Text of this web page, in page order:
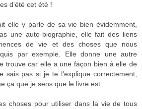
d'été cet été !
elle y parle de sa vie bien évidemment,
une auto-biographie, elle fait des liens
de vie et des choses que nous
par exemple. Elle donne une autre
trouve car elle a une façon bien à elle de
sais pas si je te l'explique correctement,
ça que je sens que le livre est.
choses pour utiliser dans la vie de tous